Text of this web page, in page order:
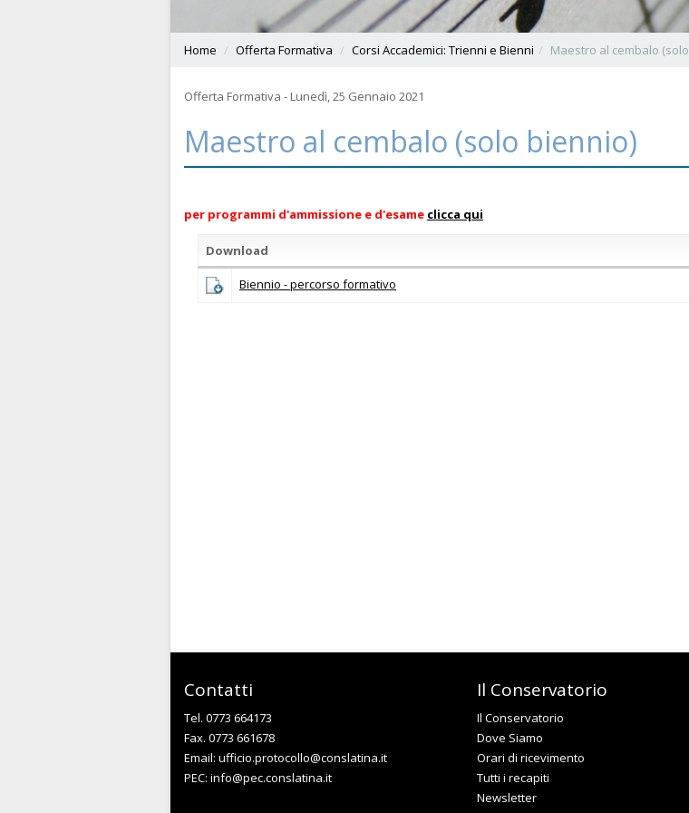
Home Offerta Formativa Corsi Accademici: Trienni e Bienni Maestro al cembalo
Offerta Formativa - Lunedì, 25 Gennaio 2021
Maestro al cembalo (solo biennio)
per programmi d'ammissione e d'esame clicca qui
Download
Biennio - percorso formativo
Contatti
Tel. 0773 664173
Fax. 0773 661678
Email: ufficio.protocollo@conslatina.it
PEC: info@pec.conslatina.it
Il Conservatorio
Il Conservatorio
Dove Siamo
Orari di ricevimento
Tutti i recapiti
Newsletter